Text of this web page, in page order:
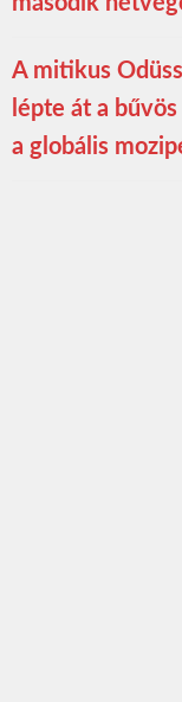
A mitikus
lépte át a
a globális